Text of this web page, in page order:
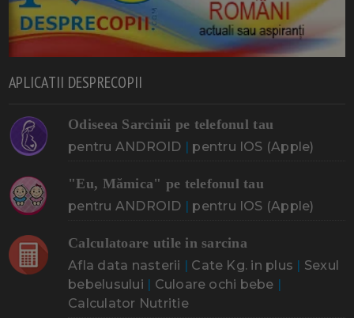
APLICATII DESPRECOPII
Odiseea Sarcinii pe telefonul tau
pentru ANDROID | pentru IOS (Apple)
"Eu, Mămica" pe telefonul tau
pentru ANDROID | pentru IOS (Apple)
Calculatoare utile in sarcina
Afla data nasterii | Cate Kg. in plus | Sexul
bebelusului | Culoare ochi bebe |
Calculator Nutritie